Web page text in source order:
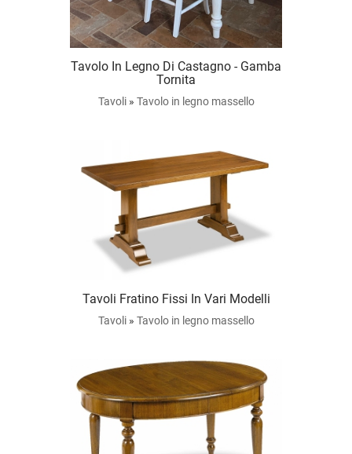
Tavolo In Legno Di Castagno - Gamba
Tornita
Tavoli» Tavolo in legno massello
Tavoli Fratino Fissi In Vari Modelli
Tavoli» Tavolo in legno massello